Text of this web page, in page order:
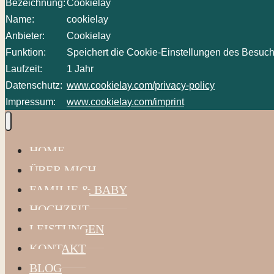
Bezeichnung:Cookielay
Name:
cookielay
Anbieter:
Cookielay
Funktion:
Speichert die Cookie-Einstellungen des
Laufzeit:
1 Jahr
Datenschutz: www.cookielay.com/privacy-policy
Impressum:
www.cookielay.com/imprint
HOME
ÜBER MICH
FAMILIE & BABY
HOCHZEIT
LEISTUNGEN
KONTAKT
BLOG